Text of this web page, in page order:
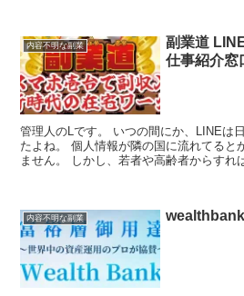
内容不明な副業
副業道
仕事紹介窓
管理人のLです。 いつの間にか、LINEは
たよね。 個人情報が隣の国に流れてると
ません。 しかし、若者や高齢者からすれ
内容不明な副業